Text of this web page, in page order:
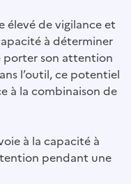
élevé de vigilance et
à déterminer
son attention
l’outil, ce potentiel
à la combinaison de
à la capacité à
pendant une